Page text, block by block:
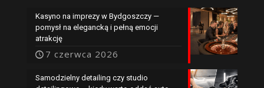
Kasyno na imprezy w Bydgoszczy —
pomysł na elegancką i pełną emocji
atrakcję
7 czerwca 2026
Samodzielny detailing czy studio